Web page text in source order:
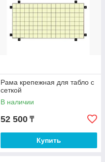
Рама крепежная для табло с
сеткой
В наличии
52 500 ₸
Купить